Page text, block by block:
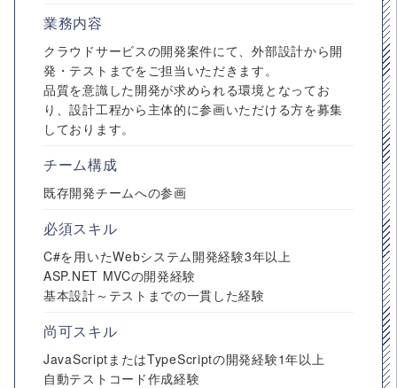
業務内容
クラウドサービスの開発案件にて、外部設計から開
発・テストまでをご担当いただきます。
品質を意識した開発が求められる環境となってお
り、設計工程から主体的に参画いただける方を募集
しております。
チーム構成
既存開発チームへの参画
必須スキル
C#を用いたWebシステム開発経験3年以上
ASP.NET MVCの開発経験
基本設計～テストまでの一貫した経験
尚可スキル
JavaScriptまたはTypeScriptの開発経験1年以上
自動テストコード作成経験